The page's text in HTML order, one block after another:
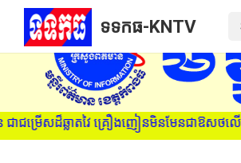
នមិនមែនជាឱសថលើកកម្លាំងនោះឡើយ
ទទកធ-KNTV